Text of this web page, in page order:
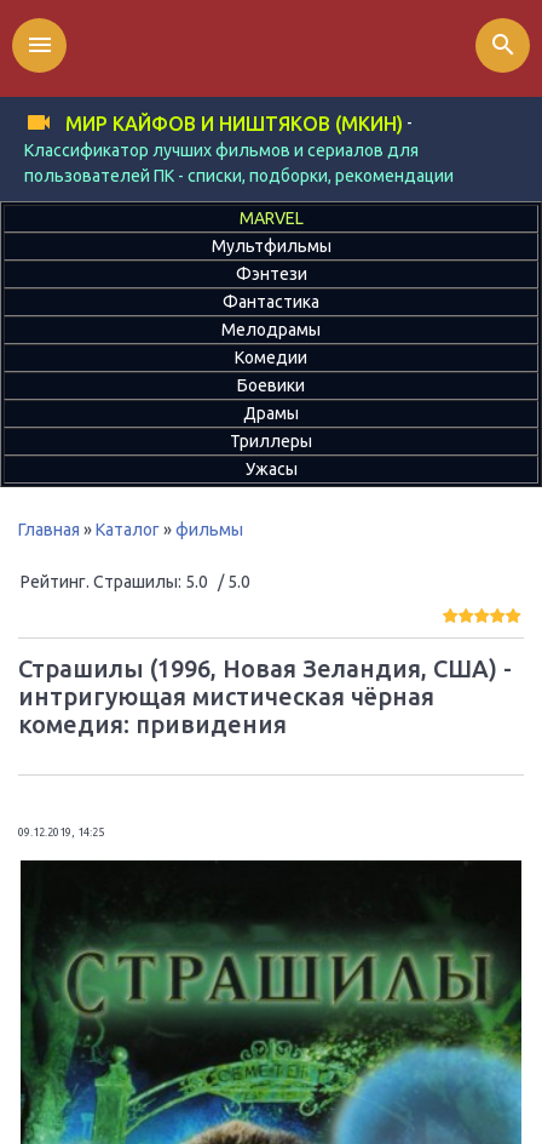
МИР КАЙФОВ И НИШТЯКОВ (МКИН) -
Классификатор лучших фильмов и сериалов для
пользователей ПК - списки, подборки, рекомендации
menu search
MARVEL
Мультфильмы
Фэнтези
Фантастика
Мелодрамы
Комедии
Боевики
Драмы
Триллеры
Ужасы
Главная »Каталог»фильмы
Рейтинг. Страшилы: 5.0 / 5.0
Страшилы (1996, Новая Зеландия, США) -
интригующая мистическая чёрная
комедия: привидения
09.12.2019, 14:25